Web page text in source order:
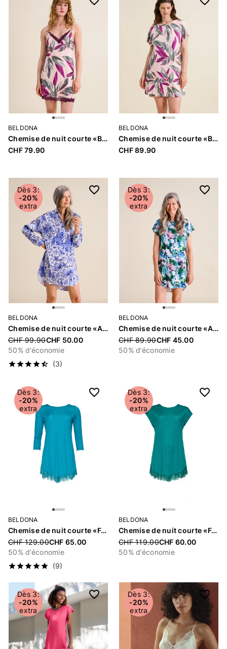
BELDONA
Chemise de nuit courte «Benina»
CHF 79.90
BELDONA
Chemise de nuit courte «Benina»
CHF 89.90
Dès 3:
-20%
extra
BELDONA
Chemise de nuit courte «Andia»
Price reduced from
CHF 99.90CHF 50.00
50% d’économie
(3)
Dès 3:
-20%
extra
BELDONA
Chemise de nuit courte «Alexa»
Price reduced from
CHF 89.90CHF 45.00
50% d’économie
Dès 3:
-20%
extra
BELDONA
Chemise de nuit courte «Feline»
Price reduced from
CHF 129.00CHF 65.00
50% d’économie
(9)
Dès 3:
-20%
extra
BELDONA
Chemise de nuit courte «Feline»
Price reduced from
CHF 119.00CHF 60.00
50% d’économie
Dès 3:
-20%
extra
Dès 3:
-20%
extra